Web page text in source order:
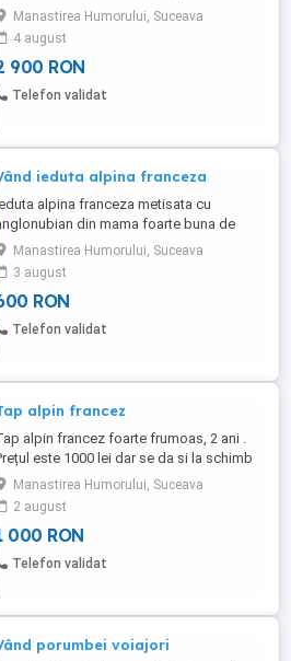
mai folosesc. Pret acum 2900 lei. Eu
cumparat cu 4200 lei
Manastirea Humorului, Suceava
4 august
900 RON
Telefon validat
ieduta alpina franceza
alpina franceza metisata cu
din mama foarte buna de
Manastirea Humorului, Suceava
3 august
RON
Telefon validat
alpin francez
alpin francez foarte frumoas, 2 ani .
este 1000 lei dar se da si la schimb
ceriale (porumb, grîu, orz,ovaz) sau
(baloti). TOATE DE CALITATE
Manastirea Humorului, Suceava
2 august
000 RON
Telefon validat
porumbei voiajori